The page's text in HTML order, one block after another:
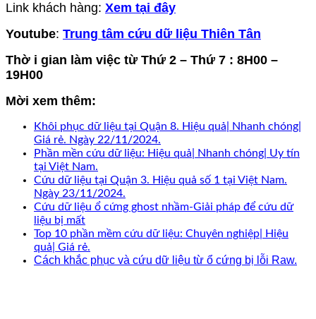
Link khách hàng: Xem tại đây
Youtube: Trung tâm cứu dữ liệu Thiên Tân
Thờ i gian làm việc từ Thứ 2 – Thứ 7 : 8H00 –
19H00
Mời xem thêm:
Khôi phục dữ liệu tại Quận 8. Hiệu quả| Nhanh chóng|
Giá rẻ. Ngày 22/11/2024.
Phần mền cứu dữ liệu: Hiệu quả| Nhanh chóng| Uy tín
tại Việt Nam.
Cứu dữ liệu tại Quận 3. Hiệu quả số 1 tại Việt Nam.
Ngày 23/11/2024.
Cứu dữ liệu ổ cứng ghost nhầm-Giải pháp để cứu dữ
liệu bị mất
Top 10 phần mềm cứu dữ liệu: Chuyên nghiệp| Hiệu
quả| Giá rẻ.
Cách khắc phục và cứu dữ liệu từ ổ cứng bị lỗi Raw.